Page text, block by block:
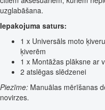
uzglabāšana.
Iepakojuma saturs:
1 x Universāls moto
ķiverēm
1 x Montāžas plāksne ar
2 atslēgas slēdzenei
Piezīme: Manuālas mērīšanas
novirzes.